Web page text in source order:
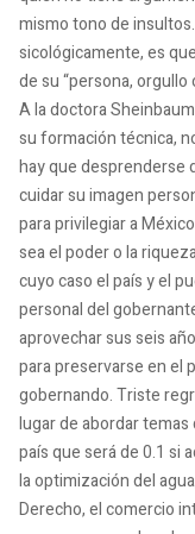
mismo tono de
sicológicamente, es
de su “persona, orgullo
A la doctora
su formación técnica,
hay que desprenderse
cuidar su imagen
para privilegiar a
sea el poder o la
cuyo caso el país y el
personal del
aprovechar sus seis
para preservarse en el
gobernando. Triste
lugar de abordar
país que será de 0.1 si
la optimización del
Derecho, el comercio